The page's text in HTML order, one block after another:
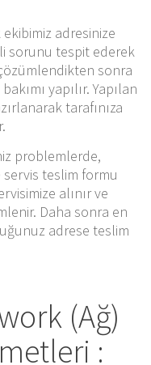
adresinize
sorunu tespit ederek
sonra
yapılır. Yapılan
tarafınıza
problemlerde,
servis teslim formu
alınır ve
Daha sonra en
adrese teslim
(Ağ)
: